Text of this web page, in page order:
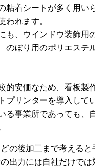
粘着シートが多く用い
われます。
も、ウインドウ装飾用
のぼり用のポリエステ
的安価なため、看板製
プリンターを導入して
る事業所であっても、
の後加工まで考える
出力には自社だけでは